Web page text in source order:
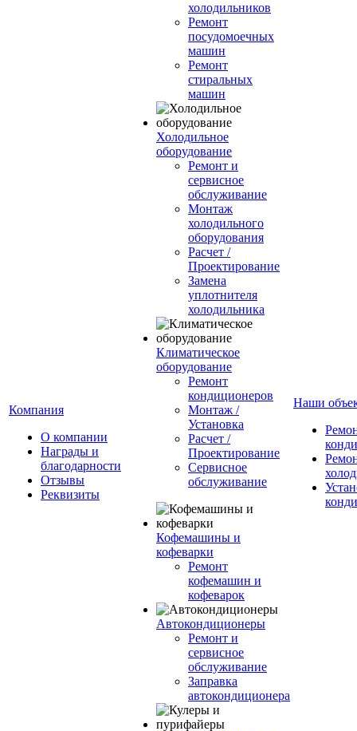
Компания
О компании
Награды и
благодарности
Отзывы
Реквизиты
холодильников
Ремонт
посудомоечных
машин
Ремонт
стиральных
машин
Холодильное
оборудование
Ремонт и
сервисное
обслуживание
Монтаж
холодильного
оборудования
Расчет /
Проектирование
Замена
уплотнителя
холодильника
Климатическое
оборудование
Ремонт
кондиционеров
Монтаж /
Установка
Расчет /
Проектирование
Сервисное
обслуживание
Кофемашины и
кофеварки
Ремонт
кофемашин и
кофеварок
Автокондиционеры
Ремонт и
сервисное
обслуживание
Заправка
автокондиционера
Наши